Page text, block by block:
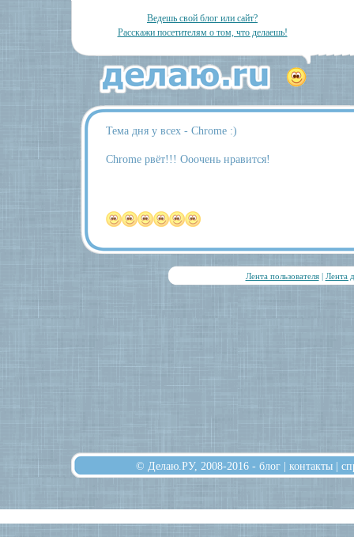
Ведешь свой блог или сайт?
Расскажи посетителям о том, что делаешь!
Тема дня у всех - Chrome :)
Chrome рвёт!!! Ооочень нравится!
Лента пользователя| Лента
© Делаю.РУ, 2008-2016 - блог | контакты |